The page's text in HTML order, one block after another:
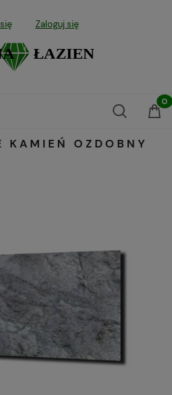
Zaloguj się
KAMIEŃ OZDOBNY